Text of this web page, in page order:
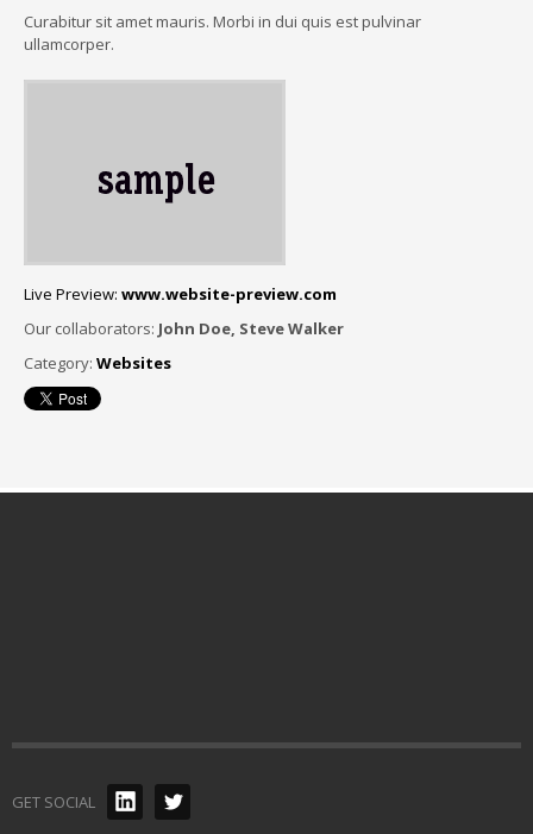
Curabitur sit amet mauris. Morbi in dui quis est pulvinar
ullamcorper.
Live Preview: www.website-preview.com
Our collaborators: John Doe, Steve Walker
Category: Websites
GET SOCIAL